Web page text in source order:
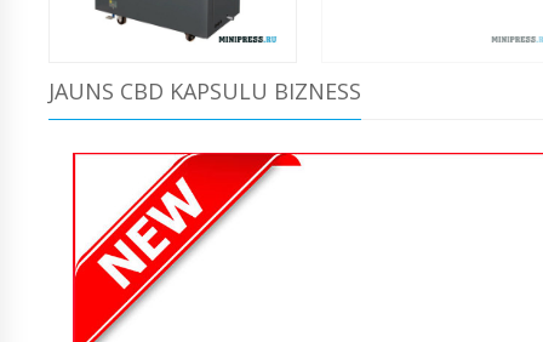
JAUNS CBD KAPSULU BIZNESS